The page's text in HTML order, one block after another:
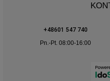
+48601 547 740
Pn.-Pt. 08:00-16:00